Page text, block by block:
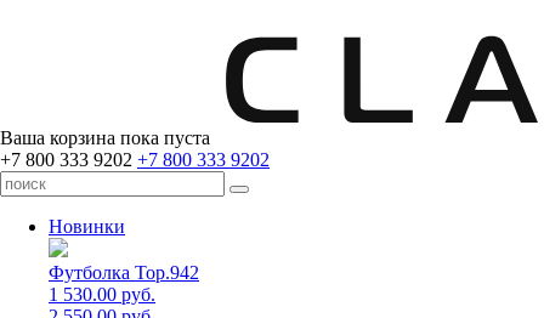
Ваша корзина пока пуста
+7 800 333 9202 +7 800 333 9202
Новинки
Футболка Top.942
1 530.00 руб.